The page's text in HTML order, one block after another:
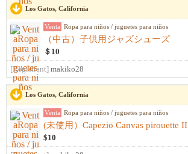
Los Gatos, California
Venta Ropa para niños / juguetes para niños
（中古）子供用ジャズシューズ
＄10
[Registrant] makiko28
Los Gatos, California
Venta Ropa para niños / juguetes para niños
(未使用）Capezio Canvas pirouette II
$10